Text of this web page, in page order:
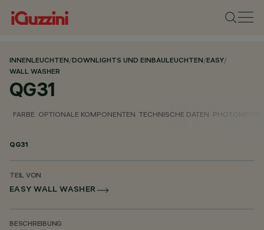
INNENLEUCHTEN/DOWNLIGHTS UND EINBAULEUCHTEN/EASY/
WALL WASHER
QG31
FARBE OPTIONALE KOMPONENTEN TECHNISCHE DATEN
QG31
TEIL VON
EASY WALL WASHER
BESCHREIBUNG